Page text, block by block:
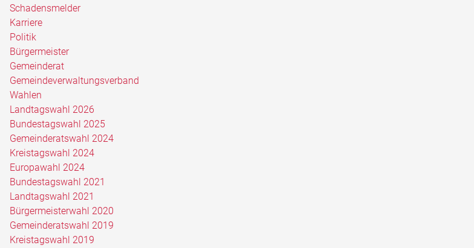
Schadensmelder
Karriere
Politik
Bürgermeister
Gemeinderat
Gemeindeverwaltungsverband
Wahlen
Landtagswahl 2026
Bundestagswahl 2025
Gemeinderatswahl 2024
Kreistagswahl 2024
Europawahl 2024
Bundestagswahl 2021
Landtagswahl 2021
Bürgermeisterwahl 2020
Gemeinderatswahl 2019
Kreistagswahl 2019